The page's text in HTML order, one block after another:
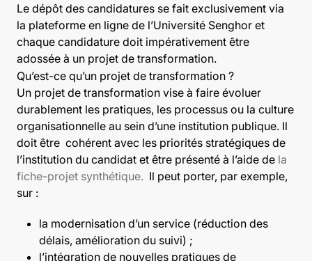
Le dépôt des candidatures se fait exclusivement via
la plateforme en ligne de l’Université Senghor et
chaque candidature doit impérativement être
adossée à un projet de transformation.
Qu’est-ce qu’un projet de transformation ?
Un projet de transformation vise à faire évoluer
durablement les pratiques, les processus ou la culture
organisationnelle au sein d’une institution publique. Il
doit être cohérent avec les priorités stratégiques de
l’institution du candidat et être présenté à l’aide de la
fiche-projet synthétique. Il peut porter, par exemple,
sur :
la modernisation d’un service (réduction des
délais, amélioration du suivi) ;
l’intégration de nouvelles pratiques de